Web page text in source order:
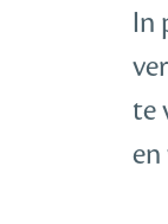
In
te